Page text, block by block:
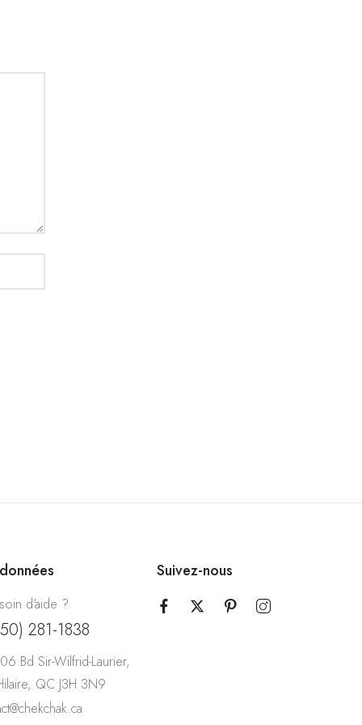
d'aide ?
281-1838
Bd Sir-Wilfrid-Laurier,
QC J3H 3N9
Suivez-nous